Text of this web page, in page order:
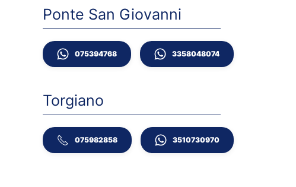
Ponte San Giovanni
075394768 3358048074
Torgiano
075982858 3510730970